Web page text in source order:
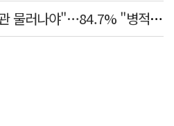
국민 75.6% "안규백 장관 물러나야"…84.7% "병적기록부 공개해야"